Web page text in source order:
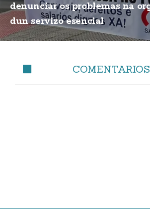
denunciar os problemas na
dun servizo esencial
COMENTARIOS